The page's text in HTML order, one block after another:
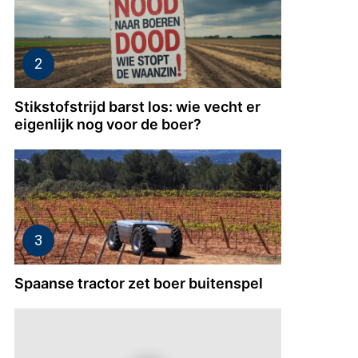
Stikstofstrijd barst los: wie vecht er
eigenlijk nog voor de boer?
Spaanse tractor zet boer buitenspel